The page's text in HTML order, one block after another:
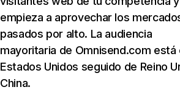
empieza a aprovechar los
pasados por alto. La audiencia
mayoritaria de Omnisend.com está
Estados Unidos seguido de Reino
China.